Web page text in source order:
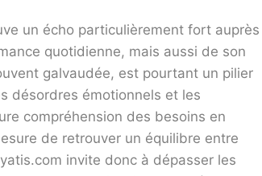
un écho particulièrement fort auprès
quotidienne, mais aussi de son
galvaudée, est pourtant un pilier
désordres émotionnels et les
compréhension des besoins en
de retrouver un équilibre entre
invite donc à dépasser les